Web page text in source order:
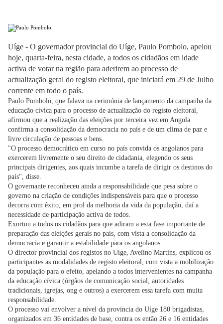
Uíge - O governador provincial do Uíge, Paulo Pombolo, apelou
hoje, quarta-feira, nesta cidade, a todos os cidadãos em idade
activa de votar na região para aderirem ao processo de
actualização geral do registo eleitoral, que iniciará em 29 de Julho
corrente em todo o país.
Paulo Pombolo, que falava na cerimónia de lançamento da campanha da
educação cívica para o processo de actualização do registo eleitoral,
afirmou que a realização das eleições por terceira vez em Angola
confirma a consolidação da democracia no país e de um clima de paz e
livre circulação de pessoas e bens.
"O processo democrático em curso no país convida os angolanos para
exercerem livremente o seu direito de cidadania, elegendo os seus
principais dirigentes, aos quais incumbe a tarefa de dirigir os destinos do
país", disse.
O governante reconheceu ainda a responsabilidade que pesa sobre o
governo na criação de condições indispensáveis para que o processo
decorra com êxito, em prol da melhoria da vida da população, daí a
necessidade de participação activa de todos.
Exortou a todos os cidadãos para que adiram a esta fase importante de
preparação das eleições gerais no país, com vista a consolidação da
democracia e garantir a estabilidade para os angolanos.
O director provincial dos registos no Uíge, Avelino Martins, explicou os
participantes as modalidades de registo eleitoral, com vista a mobilização
da população para o efeito, apelando a todos intervenientes na campanha
da educação cívica (órgãos de comunicação social, autoridades
tradicionais, igrejas, ong e outros) a exercerem essa tarefa com muita
responsabilidade.
O processo vai envolver a nível da província do Uíge 180 brigadistas,
organizados em 36 entidades de base, contra os então 26 e 16 entidades